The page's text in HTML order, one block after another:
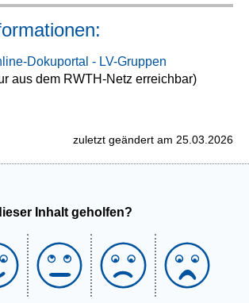
Dokuportal - LV-Gruppen
aus dem RWTH-Netz erreichbar)
zuletzt geändert am 25.03.2026
Inhalt geholfen?